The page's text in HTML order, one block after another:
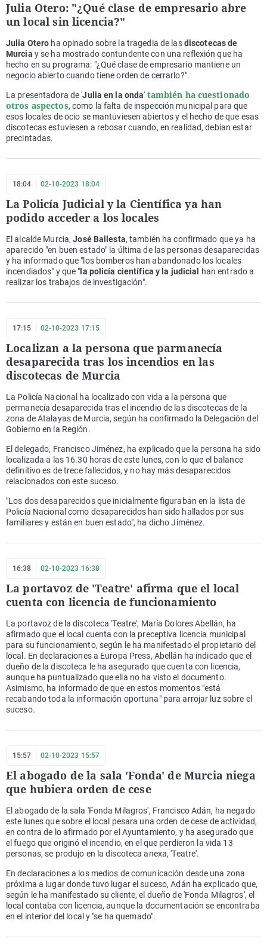
Julia Otero: "¿Qué clase de empresario abre
un local sin licencia?"
Julia Otero ha opinado sobre la tragedia de lasdiscotecas de
Murcia y se ha mostrado contundente con una reflexión que ha
hecho en su programa: "¿Qué clase de empresario mantiene un
negocio abierto cuando tiene orden de cerrarlo?".
La presentadora de 'Julia en la onda' también ha cuestionado
otros aspectos, como la falta de inspección municipal para que
esos locales de ocio se mantuviesen abiertos y el hecho de que esas
discotecas estuviesen a rebosar cuando, en realidad, debían estar
precintadas.
18:04 02-10-2023 18:04
La Policía Judicial y la Científica ya han
podido acceder a los locales
El alcalde Murcia,José Ballesta, también ha confirmado que ya ha
aparecido "en buen estado" la última de las personas desaparecidas
y ha informado que "los bomberos han abandonado los locales
incendiados" y que " la policía científica y la judicial
han entrado a
realizar los trabajos de investigación".
17:15 02-10-2023 17:15
Localizan a la persona que parmanecía
desaparecida tras los incendios en las
discotecas de Murcia
La Policía Nacional ha localizado con vida a la persona que
permanecía desaparecida tras el incendio de las discotecas de la
zona de Atalayas de Murcia, según ha confirmado la Delegación del
Gobierno en la Región.
El delegado, Francisco Jiménez, ha explicado que la persona ha sido
localizada a las 16.30 horas de este lunes, con lo que el balance
definitivo es de trece fallecidos, y no hay más desaparecidos
relacionados con este suceso.
"Los dos desaparecidos que inicialmente figuraban en la lista de
Policía Nacional como desaparecidos han sido hallados por sus
familiares y están en buen estado", ha dicho Jiménez.
16:38 02-10-2023 16:38
La portavoz de 'Teatre' afirma que el local
cuenta con licencia de funcionamiento
La portavoz de la discoteca 'Teatre', María Dolores Abellán, ha
afirmado que el local cuenta con la preceptiva licencia municipal
para su funcionamiento, según le ha manifestado el propietario del
local. En declaraciones a Europa Press, Abellán ha indicado que el
dueño de la discoteca le ha asegurado que cuenta con licencia,
aunque ha puntualizado que ella no ha visto el documento.
Asimismo, ha informado de que en estos momentos "está
recabando toda la información oportuna" para arrojar luz sobre el
suceso.
15:57 02-10-2023 15:57
El abogado de la sala 'Fonda' de Murcia niega
que hubiera orden de cese
El abogado de la sala 'Fonda Milagros', Francisco Adán, ha negado
este lunes que sobre el local pesara una orden de cese de actividad,
en contra de lo afirmado por el Ayuntamiento, y ha asegurado que
el fuego que originó el incendio, en el que perdieron la vida 13
personas, se produjo en la discoteca anexa, 'Teatre'.
En declaraciones a los medios de comunicación desde una zona
próxima a lugar donde tuvo lugar el suceso, Adán ha explicado que,
según le ha manifestado su cliente, el dueño de 'Fonda Milagros', el
local contaba con licencia, aunque la documentación se encontraba
en el interior del local y "se ha quemado".